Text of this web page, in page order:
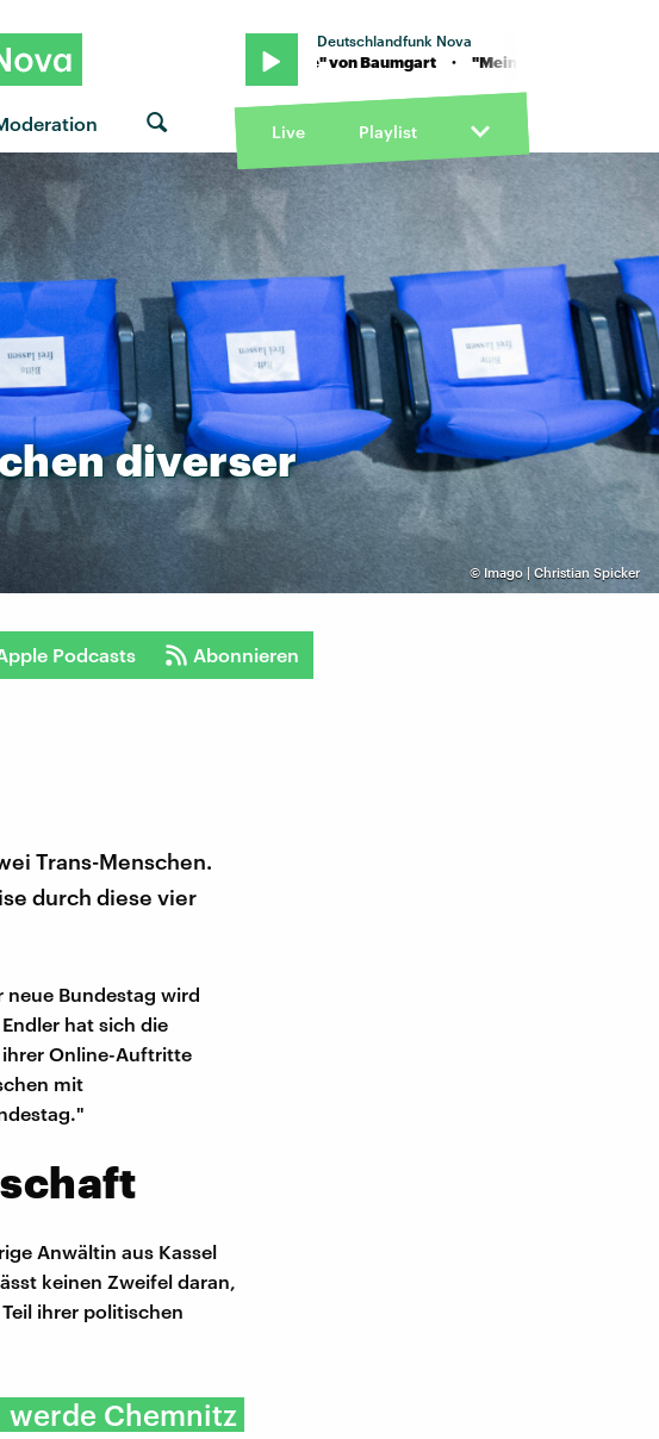
Deutschlandfunk Nova
Baumgart · "Mein Babe" von Baumgart · "Mein Babe" von Baumgart
Live Playlist
© Imago | Christian Spicker
diverser
Podcasts Abonnieren
Trans-Menschen.
durch diese vier
neue Bundestag wird
hat sich die
Online-Auftritte
mit
Anwältin aus Kassel
keinen Zweifel daran,
ihrer politischen
Chemnitz